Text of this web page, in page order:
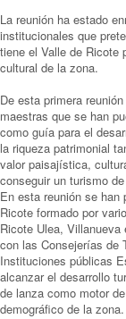
La reunión ha estado
institucionales que
tiene el Valle de Ricote
cultural de la zona.
De esta primera
maestras que se han
como guía para el
la riqueza patrimonial
valor paisajística,
conseguir un turismo
En esta reunión se han
Ricote formado por
Ricote Ulea,
con las Consejerías de
Instituciones públicas
alcanzar el desarrollo
de lanza como motor
demográfico de la zona.